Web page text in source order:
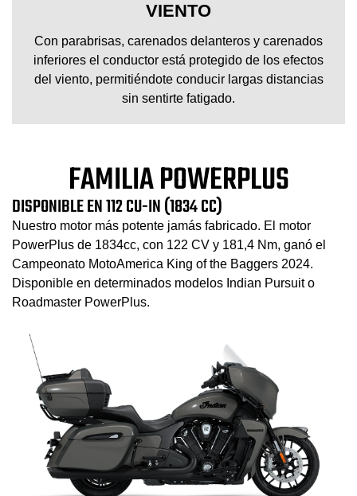
VIENTO
Con parabrisas, carenados delanteros y carenados
inferiores el conductor está protegido de los efectos
del viento, permitiéndote conducir largas distancias
sin sentirte fatigado.
FAMILIA POWERPLUS
DISPONIBLE EN 112 CU-IN (1834 CC)
Nuestro motor más potente jamás fabricado. El motor
PowerPlus de 1834cc, con 122 CV y 181,4 Nm, ganó el
Campeonato MotoAmerica King of the Baggers 2024.
Disponible en determinados modelos Indian Pursuit o
Roadmaster PowerPlus.